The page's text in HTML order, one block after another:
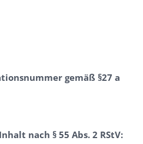
gemäß §27 a
nach § 55 Abs. 2 RStV: